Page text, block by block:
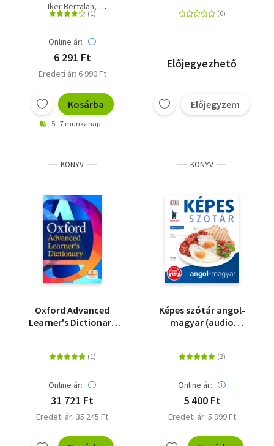
Iker Bertalan
P. Márkus Katalin
Online ár:
6 291 Ft
Eredeti ár: 6 990 Ft
Kosárba
5 - 7 munkanap
Előjegyezhető
Előjegyzem
KÖNYV
Oxford Advanced
Learner's Dictionary
Online ár:
31 721 Ft
Eredeti ár: 35 245 Ft
KÖNYV
Képes szótár angol-
magyar (audio
Online ár:
5 400 Ft
Eredeti ár: 5 999 Ft